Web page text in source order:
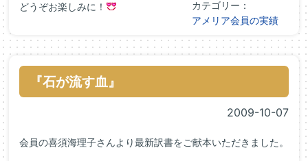
どうぞお楽しみに！
カテゴリー：
アメリア会員の実績
『石が流す血』
2009-10-07
会員の喜須海理子さんより最新訳書をご献本いただきました。